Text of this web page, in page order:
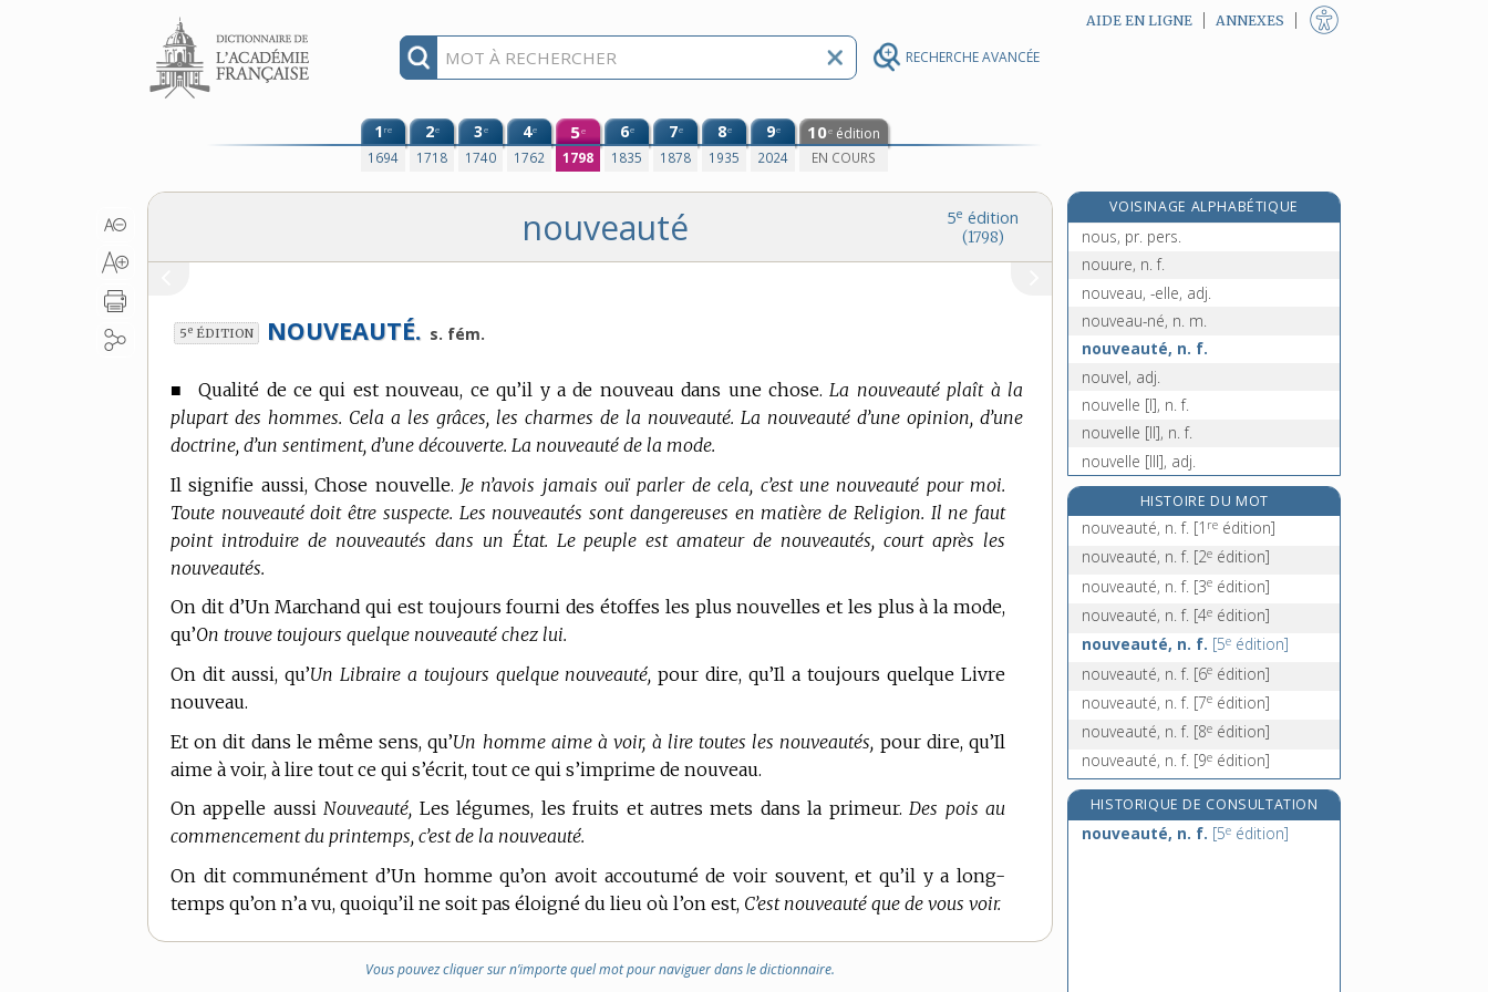
RECHERCHE AVANCÉE
Aller au contenu AIDE EN LIGNE ANNEXES
1re
1694
2e
1718
3e
1740
4e
1762
5e
1798
6e
1835
7e
1878
8e
1935
9e
2024
10e édition
EN COURS
5e édition
(1798)
nouveauté
5e ÉDITION NOUVEAUTÉ. s. fém.
■Qualité de ce qui est nouveau, ce qu’il y a de nouveau dans une chose. La nouveauté plaît à la
plupart des hommes. Cela a les grâces, les charmes de la nouveauté. La nouveauté d’une opinion, d’une
doctrine, d’un sentiment, d’une découverte. La nouveauté de la mode.
Il signifie aussi, Chose nouvelle. Je n’avois jamais ouï parler de cela, c’est une nouveauté pour moi.
Toute nouveauté doit être suspecte. Les nouveautés sont dangereuses en matière de Religion. Il ne faut
point introduire de nouveautés dans un État. Le peuple est amateur de nouveautés, court après les
nouveautés.
On dit d’Un Marchand qui est toujours fourni des étoffes les plus nouvelles et les plus à la mode,
qu’On trouve toujours quelque nouveauté chez lui.
On dit aussi, qu’Un Libraire a toujours quelque nouveauté, pour dire, qu’Il a toujours quelque Livre
nouveau.
Et on dit dans le même sens, qu’Un homme aime à voir, à lire toutes les nouveautés, pour dire, qu’Il
aime à voir, à lire tout ce qui s’écrit, tout ce qui s’imprime de nouveau.
On appelle aussiNouveauté, Les légumes, les fruits et autres mets dans la primeur.Des pois au
commencement du printemps, c’est de la nouveauté.
On dit communément d’Un homme qu’on avoit accoutumé de voir souvent, et qu’il y a long-
temps qu’on n’a vu, quoiqu’il ne soit pas éloigné du lieu où l’on est, C’est nouveauté que de vous voir.
Vous pouvez cliquer sur n’importe quel mot pour naviguer dans le dictionnaire.
VOISINAGE ALPHABÉTIQUE
nourriture, n. f.
nous, pr. pers.
nouure, n. f.
nouveau, -elle, adj.
nouveau-né, n. m.
nouveauté, n. f.
nouvel, adj.
nouvelle [I], n. f.
nouvelle [II], n. f.
nouvelle [III], adj.
nouvellement, adv.
nouvelleté, n. f.[7eédition]
nouvelliste, n.
HISTOIRE DU MOT
nouveauté, n. f. [1 re édition]
nouveauté, n. f. [2e édition]
nouveauté, n. f. [3e édition]
nouveauté, n. f. [4e édition]
nouveauté, n. f. [5e édition]
nouveauté, n. f. [6e édition]
nouveauté, n. f. [7e édition]
nouveauté, n. f. [8e édition]
nouveauté, n. f. [9e édition]
HISTORIQUE DE CONSULTATION
nouveauté, n. f. [5e édition]